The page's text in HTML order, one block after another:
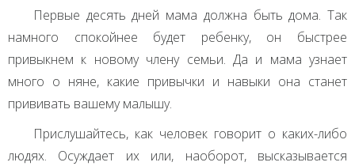
Первые десять дней мама должна быть дома. Так
намного спокойнее будет ребенку, он быстрее
привыкнем к новому члену семьи. Да и мама узнает
много о няне, какие привычки и навыки она станет
прививать вашему малышу.
Прислушайтесь, как человек говорит о каких-либо
людях. Осуждает их или, наоборот, высказывается